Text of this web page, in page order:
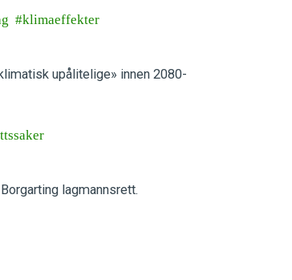
klimaeffekter
upålitelige» innen 2080-
lagmannsrett.